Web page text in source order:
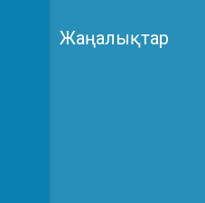
Жаңалықтар